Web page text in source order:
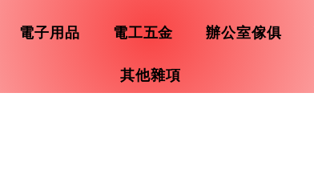
電子用品 電工五金 辦公室傢俱
其他雜項